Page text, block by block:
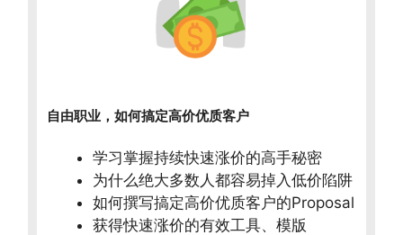
自由职业，如何搞定高价优质客户
学习掌握持续快速涨价的高手秘密
为什么绝大多数人都容易掉入低价陷阱
如何撰写搞定高价优质客户的Proposal
获得快速涨价的有效工具、模版